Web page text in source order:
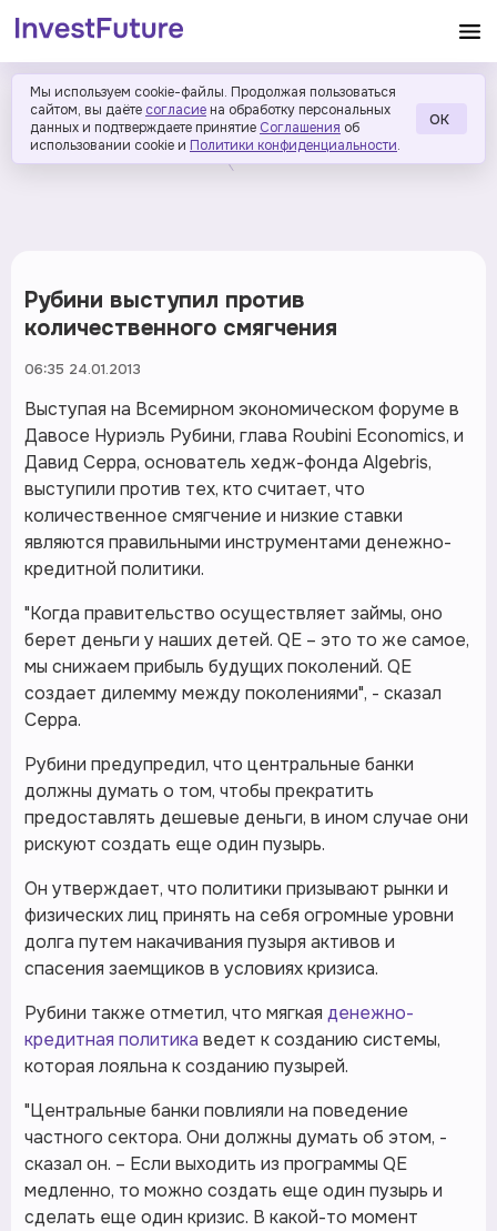
Мы используем cookie-файлы. Продолжая пользоваться
сайтом, вы даёте согласие на обработку персональных
данных и подтверждаете принятие Соглашения об
использовании cookie и Политики конфиденциальности.
ОК
Рубини выступил против
количественного смягчения
06:35 24.01.2013
Выступая на Всемирном экономическом форуме в
Давосе Нуриэль Рубини, глава Roubini Economics, и
Давид Серра, основатель хедж-фонда Algebris,
выступили против тех, кто считает, что
количественное смягчение и низкие ставки
являются правильными инструментами денежно-
кредитной политики.
"Когда правительство осуществляет займы, оно
берет деньги у наших детей. QE – это то же самое,
мы снижаем прибыль будущих поколений. QE
создает дилемму между поколениями", - сказал
Серра.
Рубини предупредил, что центральные банки
должны думать о том, чтобы прекратить
предоставлять дешевые деньги, в ином случае они
рискуют создать еще один пузырь.
Он утверждает, что политики призывают рынки и
физических лиц принять на себя огромные уровни
долга путем накачивания пузыря активов и
спасения заемщиков в условиях кризиса.
Рубини также отметил, что мягкая денежно-
кредитная политика ведет к созданию системы,
которая лояльна к созданию пузырей.
"Центральные банки повлияли на поведение
частного сектора. Они должны думать об этом, -
сказал он. – Если выходить из программы QE
медленно, то можно создать еще один пузырь и
сделать еще один кризис. В какой-то момент